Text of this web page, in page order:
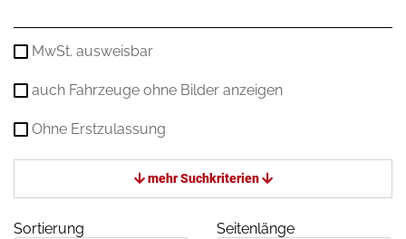
MwSt. ausweisbar
auch Fahrzeuge ohne Bilder anzeigen
Ohne Erstzulassung
mehr Suchkriterien
Sortierung Seitenlänge